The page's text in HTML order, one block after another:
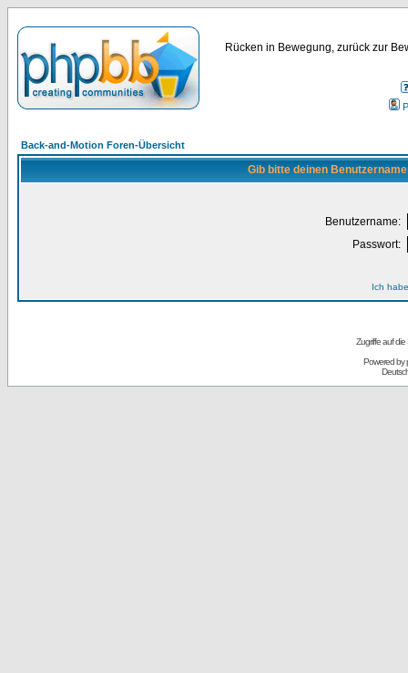
Rücken in Bewegung, zurück zur
Back-and-Motion Foren-Übersicht
Gib bitte deinen
Benutzername:
Passwort:
Ich
Zugriffe auf
Powered by